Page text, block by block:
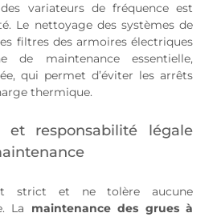
variateurs de fréquence est
Le nettoyage des systèmes de
filtres des armoires électriques
de maintenance essentielle,
qui permet d’éviter les arrêts
thermique.
et responsabilité légale
strict et ne tolère aucune
La maintenance des grues à